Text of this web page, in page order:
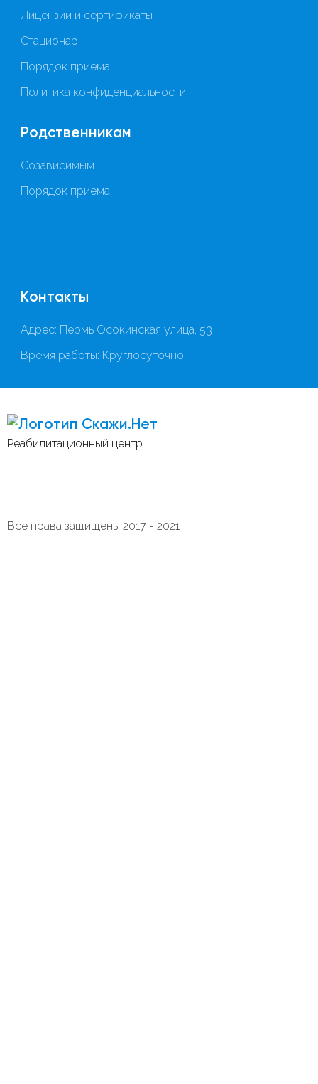
Скажи.Нет
Реабилитационный центр
Все права защищены 2017 - 2021
Лицензии и сертификаты
Стационар
Порядок приема
Политика конфиденциальности
Родственникам
Созависимым
Порядок приема
Контакты
Адрес: Пермь Осокинская улица, 53
Время работы: Круглосуточно